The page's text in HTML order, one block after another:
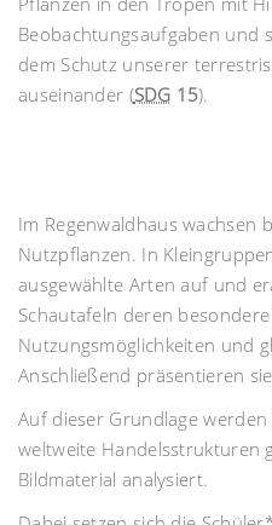
Beobachtungsaufgaben und
dem Schutz unserer
auseinander (SDG 15).
Im Regenwaldhaus wachsen
Nutzpflanzen. In
ausgewählte Arten auf und
Schautafeln deren
Nutzungsmöglichkeiten und
Anschließend präsentieren
Auf dieser Grundlage
weltweite Handelsstrukturen
Bildmaterial analysiert.